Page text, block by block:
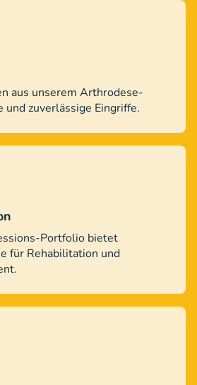
aus unserem Arthrodese-
und zuverlässige Eingriffe.
Portfolio bietet
für Rehabilitation und